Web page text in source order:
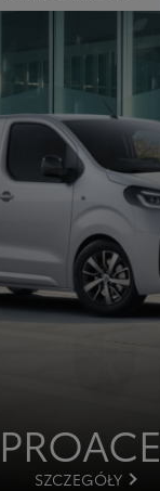
PROACE
SZCZEGÓŁY